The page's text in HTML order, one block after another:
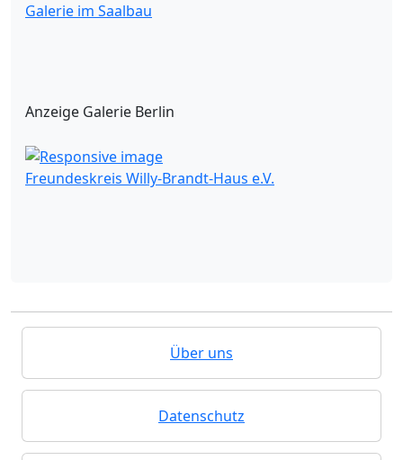
Galerie im Saalbau
Anzeige Galerie Berlin
Freundeskreis Willy-Brandt-Haus e.V.
Über uns
Datenschutz